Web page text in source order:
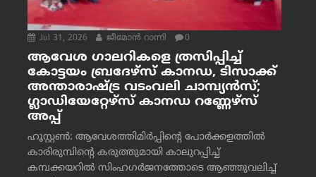
Jul 31, 2026 ജീമോന്‍ റാന്നി 0
ആവേശ ഗാലറികളെ ത്രസിപ്പിച്ച്
കോട്ടയം ബ്രദേഴ്‌സ് കാനഡ, ടിസാക്ക്
അന്താരാഷ്ട്ര വടംവലി ചാമ്പ്യന്‍സ്;
ഗ്ലാഡിയേറ്റേഴ്‌സ് കാനഡ റണ്ണേഴ്‌സ്
അപ്പ്
ഹൂസ്റ്റണ്‍: ആവേശത്തിമിര്‍പ്പിന്റെ പോര്‍ക്കളത്തില്‍
കാരിരുമ്പിന്റെ കരുത്തുമായി കാലുറപ്പിച്ച്
കമ്പക്കയറില്‍ സിംഹഗര്‍ജനത്തോടെ ആഞ്ഞുവലിച്ച്